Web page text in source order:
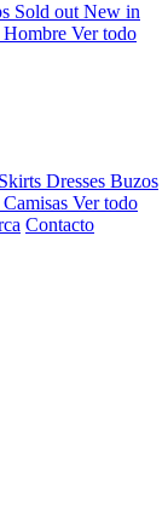
Sold out New in
Hombre Ver todo
Dresses Buzos
Camisas Ver todo
Contacto